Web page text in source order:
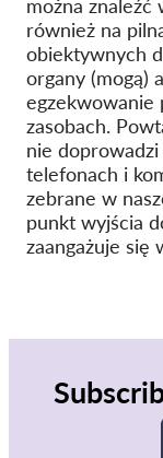
można znaleźć
również na
obiektywnych
organy (mogą)
egzekwowanie
zasobach.
nie
telefonach i
zebrane w
punkt wyjścia
zaangażuje się